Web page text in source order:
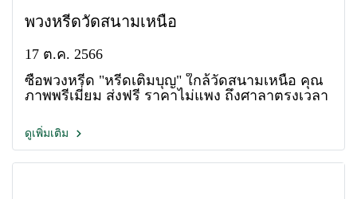
พวงหรีดวัดสนามเหนือ
17 ต.ค. 2566
ซื้อพวงหรีด "หรีดเติมบุญ" ใกล้วัดสนามเหนือ คุณ
ภาพพรีเมี่ยม ส่งฟรี ราคาไม่แพง ถึงศาลาตรงเวลา
ดูเพิ่มเติม